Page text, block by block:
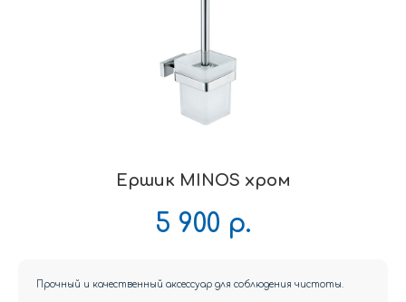
Ершик MINOS хром
5 900 р.
Прочный и качественный аксессуар для соблюдения чистоты.